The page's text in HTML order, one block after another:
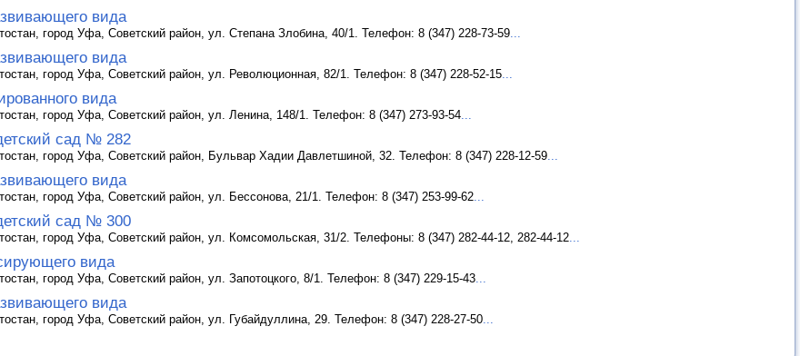
вида
город Уфа, Советский район, ул. Степана Злобина, 40/1. Телефон: 8 (347) 228-73-59
вида
город Уфа, Советский район, ул. Революционная, 82/1. Телефон: 8 (347) 228-52-15
вида
город Уфа, Советский район, ул. Ленина, 148/1. Телефон: 8 (347) 273-93-54
сад № 282
город Уфа, Советский район, Бульвар Хадии Давлетшиной, 32. Телефон: 8 (347) 228-12-59
вида
город Уфа, Советский район, ул. Бессонова, 21/1. Телефон: 8 (347) 253-99-62
сад № 300
город Уфа, Советский район, ул. Комсомольская, 31/2. Телефоны: 8 (347) 282-44-12, 282-44-12
вида
город Уфа, Советский район, ул. Запотоцкого, 8/1. Телефон: 8 (347) 229-15-43
вида
город Уфа, Советский район, ул. Губайдуллина, 29. Телефон: 8 (347) 228-27-50